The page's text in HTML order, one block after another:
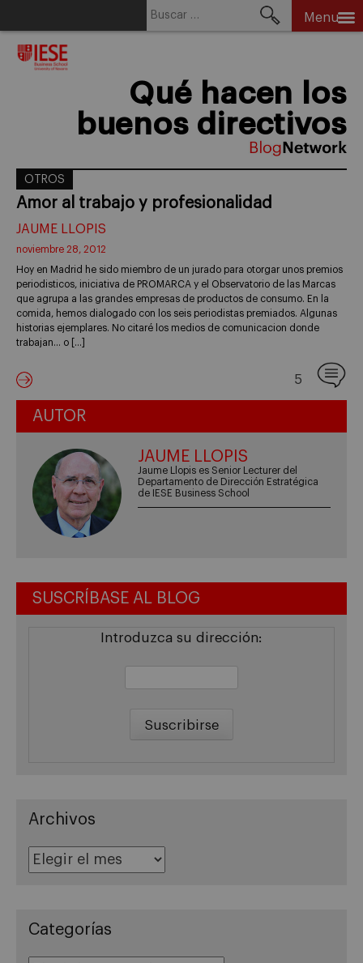
Menu
Qué hacen los
buenos directivos
OTROS
Amor al trabajo y profesionalidad
JAUME LLOPIS
noviembre 28, 2012
Hoy en Madrid he sido miembro de un jurado para otorgar unos premios
periodisticos, iniciativa de PROMARCA y el Observatorio de las Marcas
que agrupa a las grandes empresas de productos de consumo. En la
comida, hemos dialogado con los seis periodistas premiados. Algunas
historias ejemplares. No citaré los medios de comunicacion donde
trabajan… o […]
5
AUTOR
JAUME LLOPIS
Jaume Llopis es Senior Lecturer del
Departamento de Dirección Estratégica
de IESE Business School
SUSCRÍBASE AL BLOG
Introduzca su dirección:
Archivos
Categorías